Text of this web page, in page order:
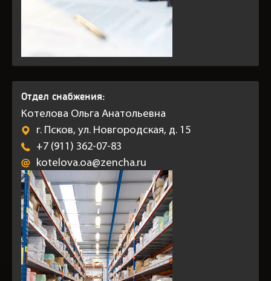
Отдел снабжения:
Котелова Ольга Анатольевна
г. Псков, ул. Новгородская, д. 15
+7 (911) 362-07-83
kotelova.oa@zencha.ru